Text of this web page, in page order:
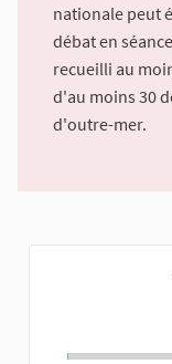
nationale peut
débat en
recueilli au
d'au moins 30
d'outre-mer.